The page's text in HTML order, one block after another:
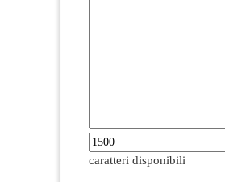
caratteri disponibili